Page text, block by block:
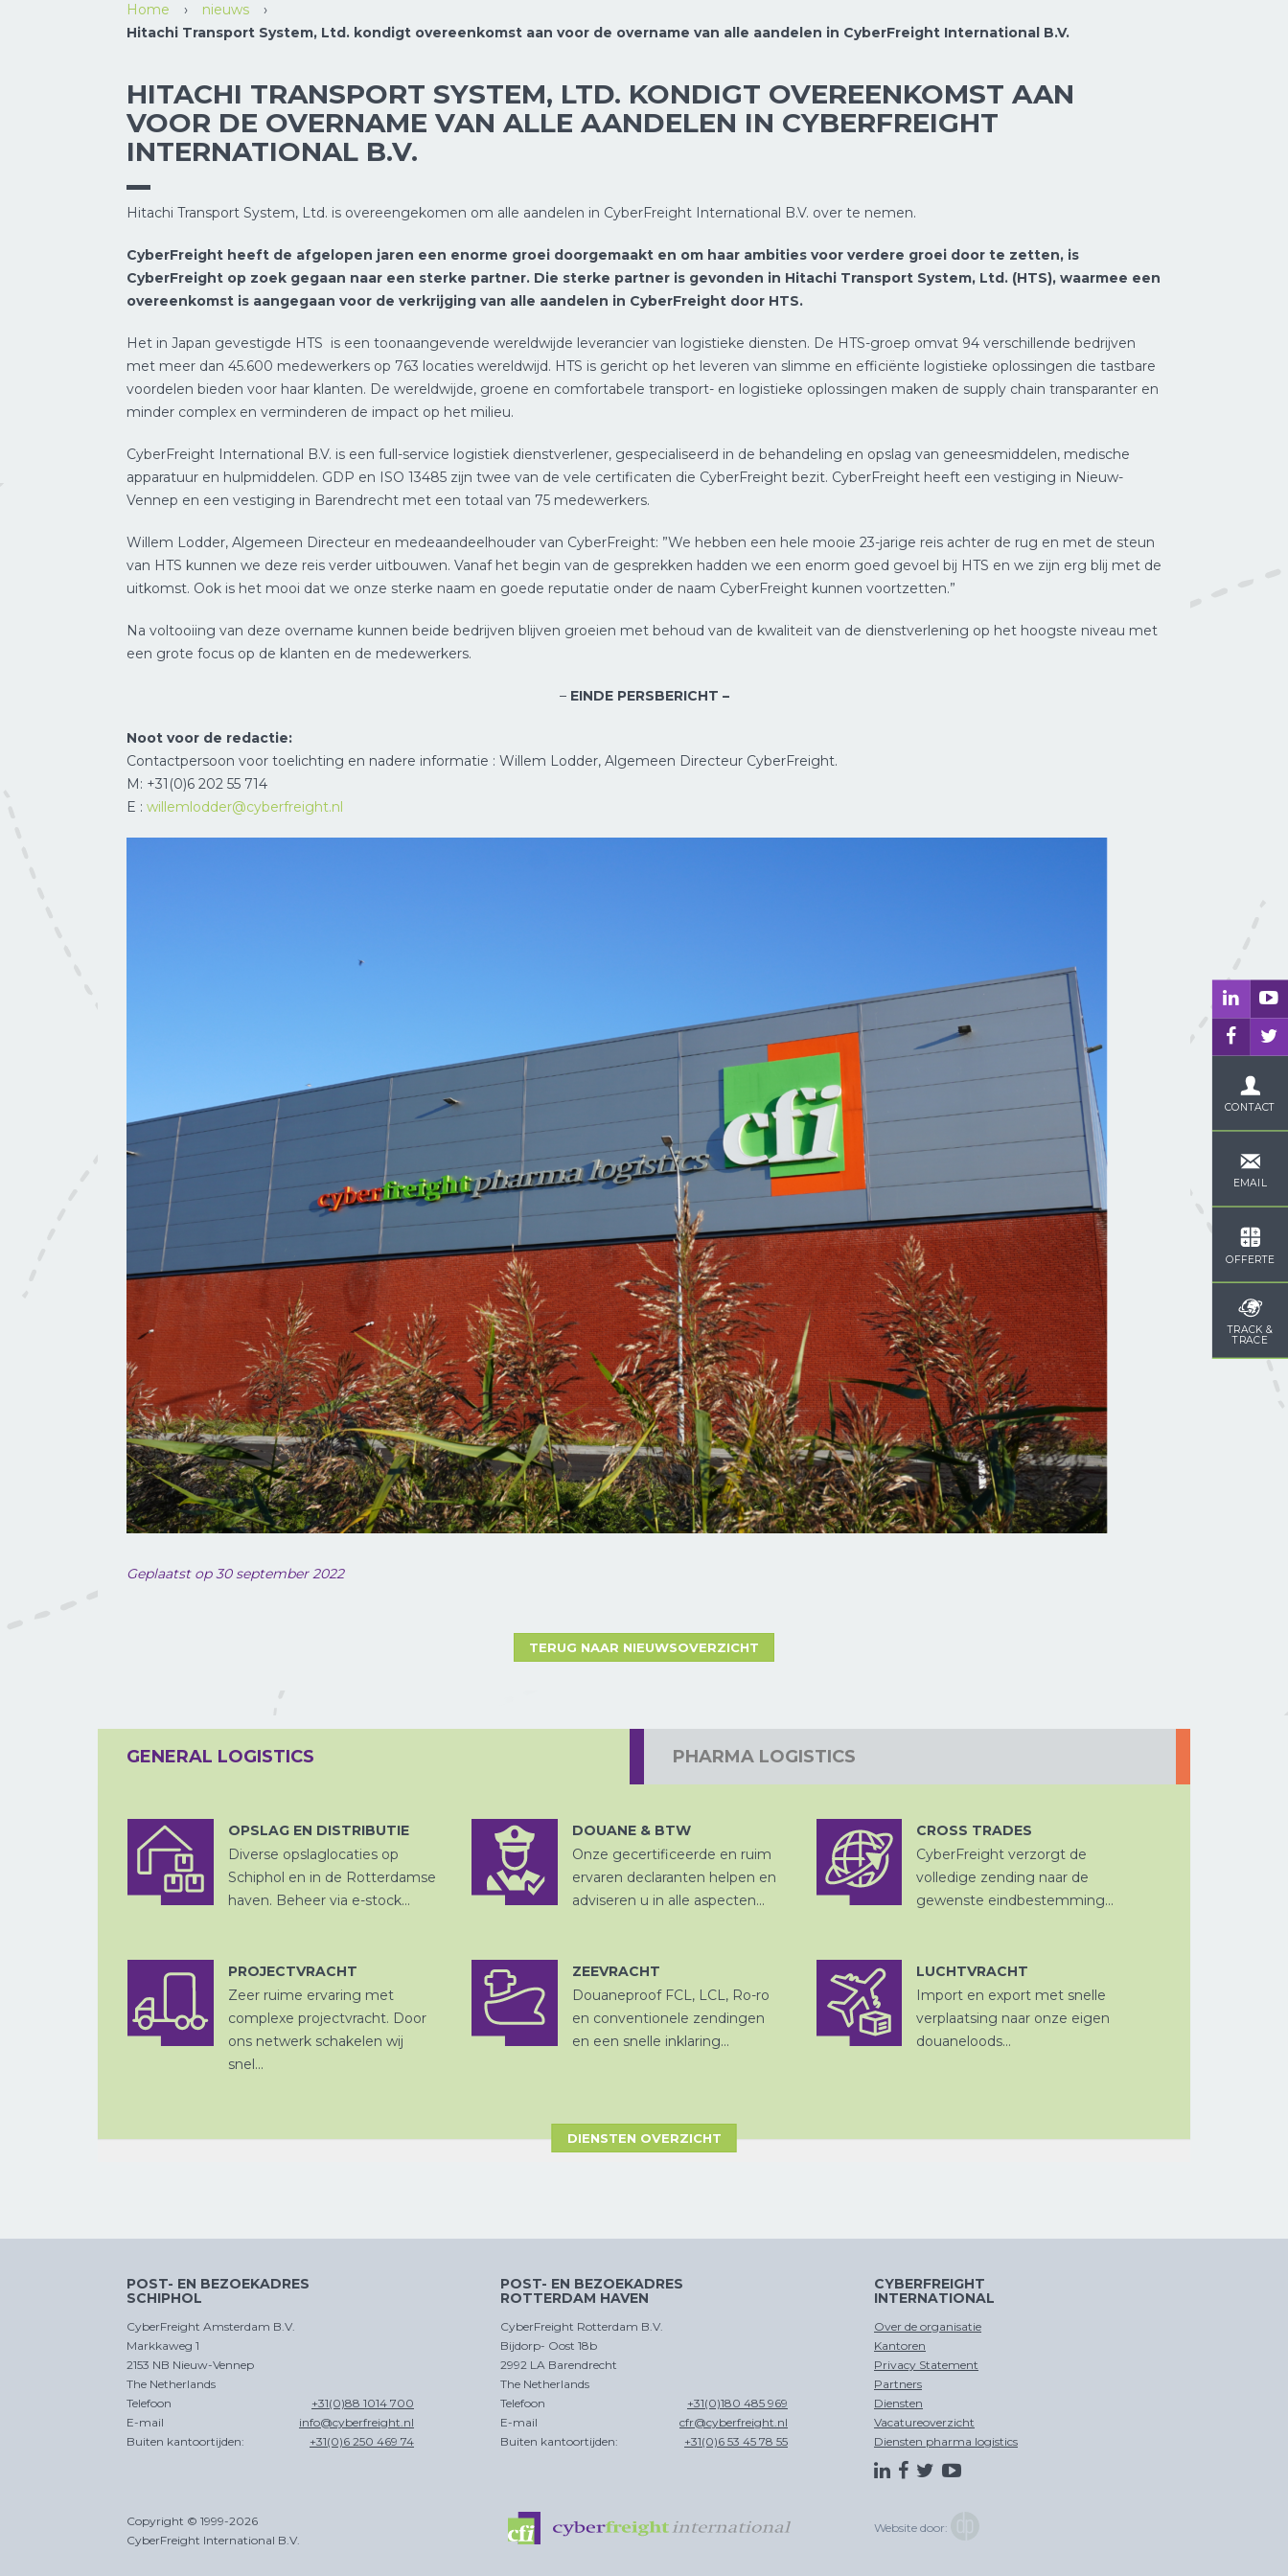
CONTACT
EMAIL
OFFERTE
TRACK &
TRACE
Home › nieuws
›
Hitachi Transport System, Ltd. kondigt overeenkomst aan voor de overname van alle aandelen in CyberFreight International B.V.
HITACHI TRANSPORT SYSTEM, LTD. KONDIGT OVEREENKOMST AAN
VOOR DE OVERNAME VAN ALLE AANDELEN IN CYBERFREIGHT
INTERNATIONAL B.V.
Hitachi Transport System, Ltd. is overeengekomen om alle aandelen in CyberFreight International B.V. over te nemen.
CyberFreight heeft de afgelopen jaren een enorme groei doorgemaakt en om haar ambities voor verdere groei door te zetten, is
CyberFreight op zoek gegaan naar een sterke partner. Die sterke partner is gevonden in Hitachi Transport System, Ltd. (HTS), waarmee een
overeenkomst is aangegaan voor de verkrijging van alle aandelen in CyberFreight door HTS.
Het in Japan gevestigde HTS is een toonaangevende wereldwijde leverancier van logistieke diensten. De HTS-groep omvat 94 verschillende bedrijven
met meer dan 45.600 medewerkers op 763 locaties wereldwijd. HTS is gericht op het leveren van slimme en efficiënte logistieke oplossingen die tastbare
voordelen bieden voor haar klanten. De wereldwijde, groene en comfortabele transport- en logistieke oplossingen maken de supply chain transparanter en
minder complex en verminderen de impact op het milieu.
CyberFreight International B.V. is een full-service logistiek dienstverlener, gespecialiseerd in de behandeling en opslag van geneesmiddelen, medische
apparatuur en hulpmiddelen. GDP en ISO 13485 zijn twee van de vele certificaten die CyberFreight bezit. CyberFreight heeft een vestiging in Nieuw-
Vennep en een vestiging in Barendrecht met een totaal van 75 medewerkers.
Willem Lodder, Algemeen Directeur en medeaandeelhouder van CyberFreight: ”We hebben een hele mooie 23-jarige reis achter de rug en met de steun
van HTS kunnen we deze reis verder uitbouwen. Vanaf het begin van de gesprekken hadden we een enorm goed gevoel bij HTS en we zijn erg blij met de
uitkomst. Ook is het mooi dat we onze sterke naam en goede reputatie onder de naam CyberFreight kunnen voortzetten.”
Na voltooiing van deze overname kunnen beide bedrijven blijven groeien met behoud van de kwaliteit van de dienstverlening op het hoogste niveau met
een grote focus op de klanten en de medewerkers.
–EINDE PERSBERICHT –
Noot voor de redactie:
Contactpersoon voor toelichting en nadere informatie : Willem Lodder, Algemeen Directeur CyberFreight.
M: +31(0)6 202 55 714
E : willemlodder@cyberfreight.nl
Geplaatst op 30 september 2022
TERUG NAAR NIEUWSOVERZICHT
GENERAL LOGISTICS
OPSLAG EN DISTRIBUTIE
Diverse opslaglocaties op
Schiphol en in de Rotterdamse
haven. Beheer via e-stock...
DOUANE
ZEEVRACHT
CHINA
PER SPOOR
FISCALE
VERTEGENWOORDIGING
VERPAKKEN
DITSRIBUTIE
DOUANE & BTW
Onze gecertificeerde en ruim
ervaren declaranten helpen en
adviseren u in alle aspecten...
LUCHTVRACHT
ZEEVRACHT
CROSS
CROSS TRADES
CyberFreight verzorgt de
volledige zending naar de
gewenste eindbestemming...
PROJECTVRACHT
Zeer ruime ervaring met
complexe projectvracht. Door
ons netwerk schakelen wij
snel...
DOUANE
AFHANDELING
LUCHTVRACHT
ZEEVRACHT
PROJECTVRACHT
CHINA
CROSS
TRADE
ZEEVRACHT
Douaneproof FCL, LCL, Ro-ro
en conventionele zendingen
en een snelle inklaring...
LUCHTVRACHT
CHINA
CROSS
LUCHTVRACHT
Import en export met snelle
verplaatsing naar onze eigen
douaneloods...
DIENSTEN OVERZICHT
PHARMA LOGISTICS
POST- EN BEZOEKADRES
SCHIPHOL
CyberFreight Amsterdam B.V.
Markkaweg 1
2153 NB Nieuw-Vennep
The Netherlands
Telefoon
+31(0)88 1014 700
E-mail
info@cyberfreight.nl
Buiten kantoortijden:
+31(0)6 250 469 74
POST- EN BEZOEKADRES
ROTTERDAM HAVEN
CyberFreight Rotterdam B.V.
Bijdorp- Oost 18b
2992 LA Barendrecht
The Netherlands
Telefoon
+31(0)180 485 969
E-mail
cfr@cyberfreight.nl
Buiten kantoortijden:
+31(0)6 53 45 78 55
CYBERFREIGHT
INTERNATIONAL
Over de organisatie
Kantoren
Privacy Statement
Partners
Diensten
Vacatureoverzicht
Diensten pharma logistics
Copyright © 1999-2026
CyberFreight International B.V.
Website door: